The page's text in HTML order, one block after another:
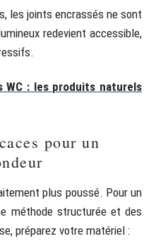
les joints encrassés ne sont
redevient accessible,
WC : les produits naturels
pour un
plus poussé. Pour un
méthode structurée et des
préparez votre matériel :